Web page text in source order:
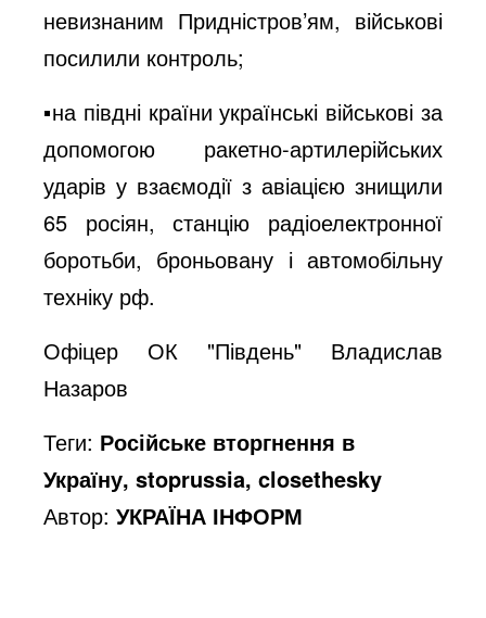
невизнаним Придністров’ям, військові
посилили контроль;
▪️на півдні країни українські військові за
допомогою ракетно-артилерійських
ударів у взаємодії з авіацією знищили
65 росіян, станцію радіоелектронної
боротьби, броньовану і автомобільну
техніку рф.
Офіцер ОК "Південь" Владислав
Назаров
Теги: Російське вторгнення в
Україну, stoprussia, closethesky
Автор:УКРАЇНА ІНФОРМ